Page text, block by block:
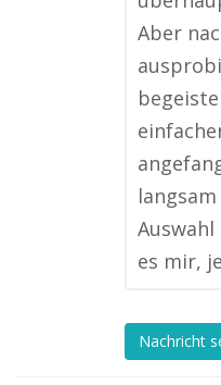
Aber
es mir,
Nachricht